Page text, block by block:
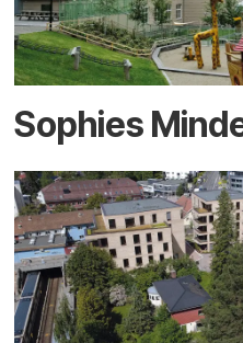
Sophies